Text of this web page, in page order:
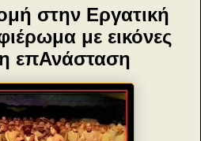
στην Εργατική
με εικόνες
επΑνάσταση